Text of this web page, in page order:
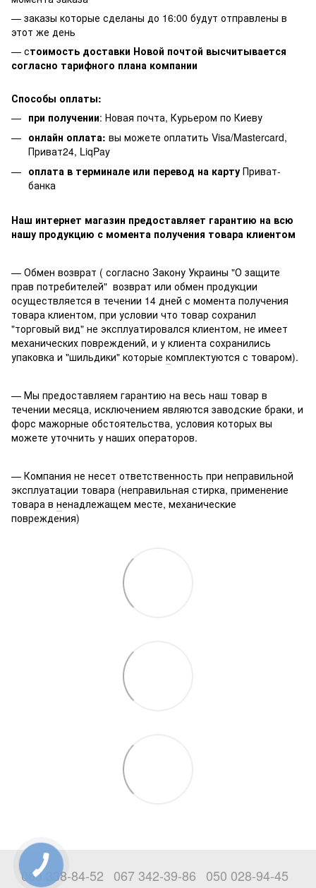
— заказы которые сделаны до 16:00 будут отправлены в
этот же день
— стоимость доставки Новой почтой высчитывается
согласно тарифного плана компании
Способы оплаты:
при получении: Новая почта, Курьером по Киеву
онлайн оплата: вы можете оплатить Visa/Mastercard,
Приват24, LiqPay
оплата в терминале или перевод на карту Приват-
банка
Наш интернет магазин предоставляет гарантию на всю
нашу продукцию с момента получения товара клиентом
— Обмен возврат ( согласно Закону Украины "О защите
прав потребителей" возврат или обмен продукции
осуществляется в течении 14 дней с момента получения
товара клиентом, при условии что товар сохранил
"торговый вид" не эксплуатировался клиентом, не имеет
механических повреждений, и у клиента сохранились
упаковка и "шильдики" которые комплектуются с товаром).
— Мы предоставляем гарантию на весь наш товар в
течении месяца, исключением являются заводские браки, и
форс мажорные обстоятельства, условия которых вы
можете уточнить у наших операторов.
— Компания не несет ответственность при неправильной
эксплуатации товара (неправильная стирка, применение
товара в ненадлежащем месте, механические
повреждения)
063 338-84-52 067 342-39-86 050 028-94-45